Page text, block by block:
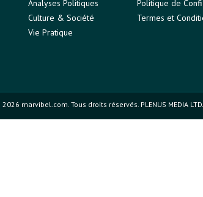
Analyses Politiques
Culture & Société
Vie Pratique
Politique de
Termes et
marvibel.com. Tous droits réservés. PLENUS MEDIA